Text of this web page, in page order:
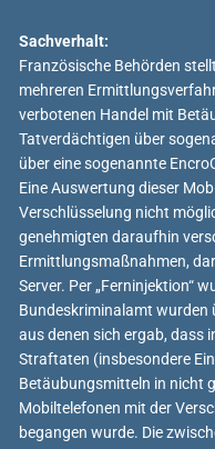
Sachverhalt:
Französische Behörden
mehreren
verbotenen Handel mit
Tatverdächtigen über
über eine sogenannte
Eine Auswertung dieser
Verschlüsselung nicht
genehmigten daraufhin
Ermittlungsmaßnahmen,
Server. Per „Ferninjektion“
Bundeskriminalamt wurden
aus denen sich ergab, dass
Straftaten (insbesondere
Betäubungsmitteln in nicht
Mobiltelefonen mit der
begangen wurde. Die